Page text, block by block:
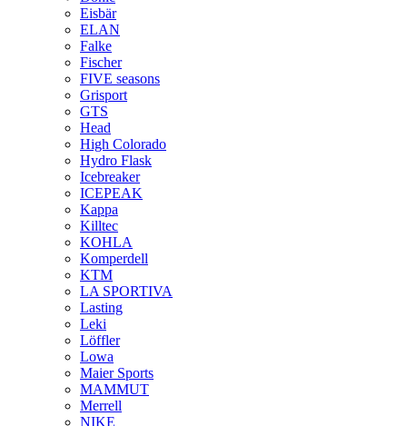
Eisbär
ELAN
Falke
Fischer
FIVE seasons
Grisport
GTS
Head
High Colorado
Hydro Flask
Icebreaker
ICEPEAK
Kappa
Killtec
KOHLA
Komperdell
KTM
LA SPORTIVA
Lasting
Leki
Löffler
Lowa
Maier Sports
MAMMUT
Merrell
NIKE